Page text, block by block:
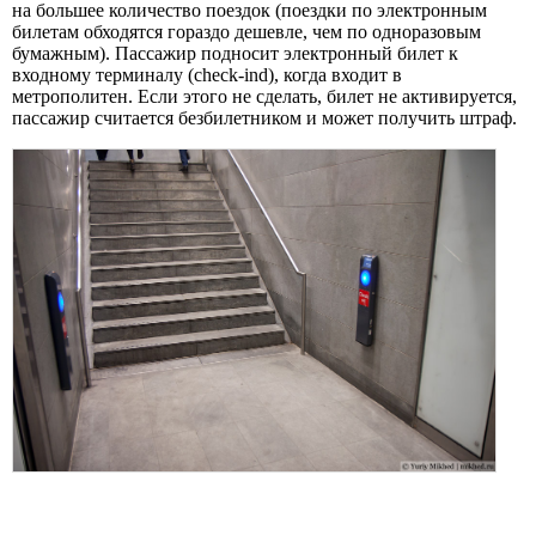
на большее количество поездок (поездки по электронным
билетам обходятся гораздо дешевле, чем по одноразовым
бумажным). Пассажир подносит электронный билет к
входному терминалу (check-ind), когда входит в
метрополитен. Если этого не сделать, билет не активируется,
пассажир считается безбилетником и может получить штраф.